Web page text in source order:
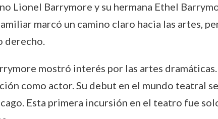
Lionel Barrymore y su hermana Ethel
marcó un camino claro hacia las artes,
derecho.
mostró interés por las artes
como actor. Su debut en el mundo teatral
Esta primera incursión en el teatro fue